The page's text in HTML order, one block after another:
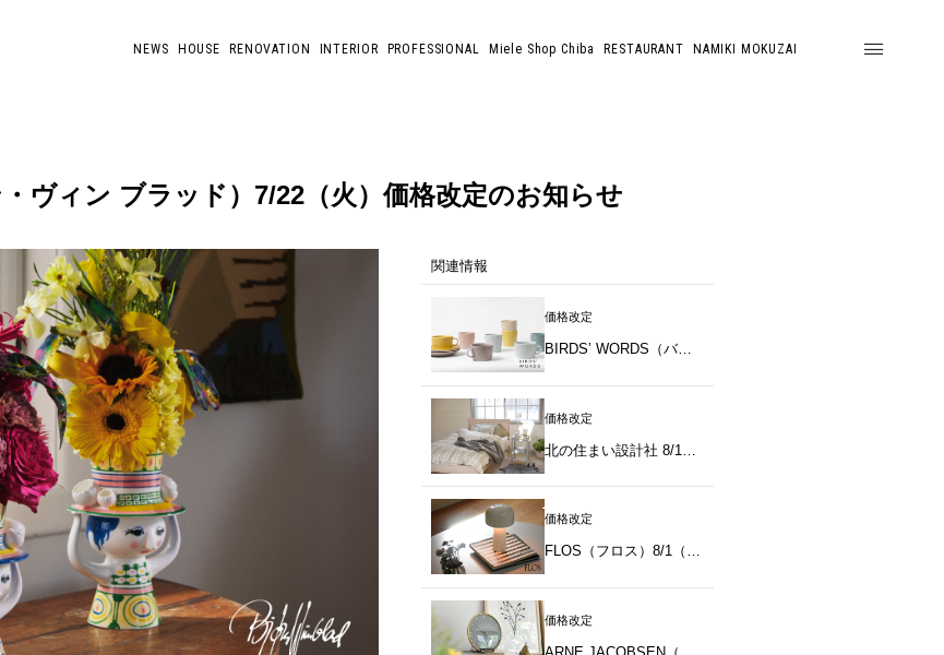
NEWS HOUSE RENOVATION INTERIOR PROFESSIONAL Miele Shop Chiba RESTAURANT NAMIKI MOKUZAI
ヴィン ブラッド）7/22（火）価格改定のお知らせ
関連情報
価格改定
BIRDS’ WORDS（バーズワーズ）8/1（土）価格改定のお知らせ
価格改定
価格改定
FLOS（フロス）8/1（土）価格改定のお知らせ
価格改定